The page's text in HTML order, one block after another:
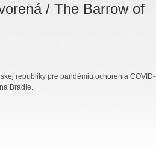
/ The Barrow of
republiky pre pandémiu ochorenia COVID-
Bradle.